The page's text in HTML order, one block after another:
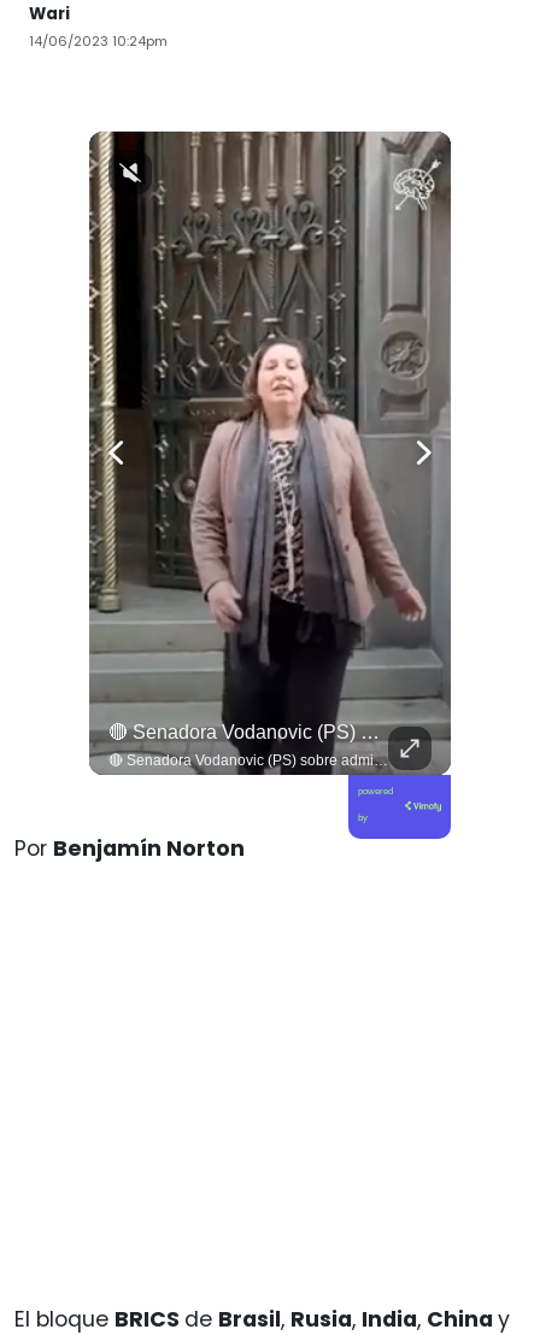
Wari
14/06/2023 10:24pm
🔴 Senadora Vodanovic (PS) Sobre Admisibilidad Del TC A Requerimientos Por Megarreforma
🔴 Senadora Vodanovic (PS) sobre admisibilidad del TC a requerimientos por megarreforma
powered
by
Por Benjamín Norton
El bloque BRICS de Brasil, Rusia, India, China y